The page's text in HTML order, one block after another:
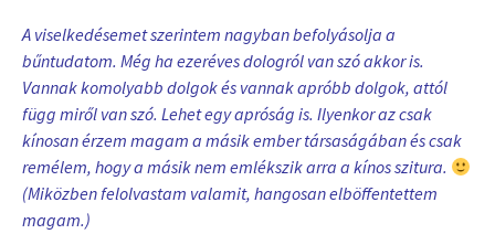
A viselkedésemet szerintem nagyban befolyásolja a
bűntudatom. Még ha ezeréves dologról van szó akkor is.
Vannak komolyabb dolgok és vannak apróbb dolgok, attól
függ miről van szó. Lehet egy apróság is. Ilyenkor az csak
kínosan érzem magam a másik ember társaságában és csak
remélem, hogy a másik nem emlékszik arra a kínos szitura.
(Miközben felolvastam valamit, hangosan elböffentettem
magam.)